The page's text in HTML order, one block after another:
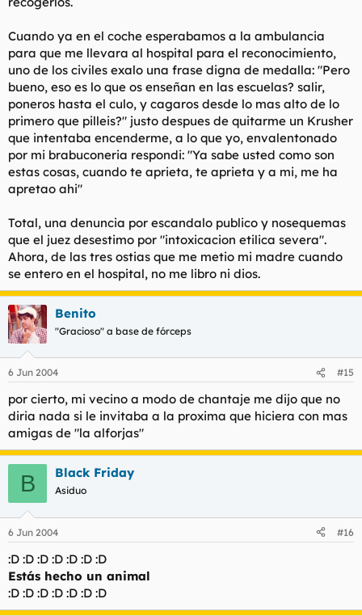
Cuando ya en el coche esperabamos a la ambulancia
para que me llevara al hospital para el reconocimiento,
uno de los civiles exalo una frase digna de medalla: "Pero
bueno, eso es lo que os enseñan en las escuelas? salir,
poneros hasta el culo, y cagaros desde lo mas alto de lo
primero que pilleis?" justo despues de quitarme un Krusher
que intentaba encenderme, a lo que yo, envalentonado
por mi brabuconeria respondi: "Ya sabe usted como son
estas cosas, cuando te aprieta, te aprieta y a mi, me ha
apretao ahi"
Total, una denuncia por escandalo publico y nosequemas
que el juez desestimo por "intoxicacion etilica severa".
Ahora, de las tres ostias que me metio mi madre cuando
se entero en el hospital, no me libro ni dios.
Benito
"Gracioso" a base de fórceps
6 Jun 2004 #15
por cierto, mi vecino a modo de chantaje me dijo que no
diria nada si le invitaba a la proxima que hiciera con mas
amigas de "la alforjas"
B Black Friday
Asiduo
6 Jun 2004 #16
:D :D :D :D :D :D :D
Estás hecho un animal
:D :D :D :D :D :D :D